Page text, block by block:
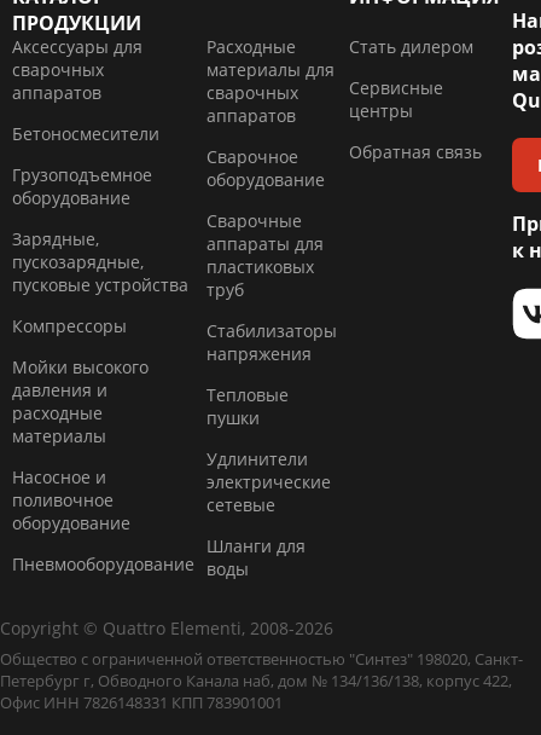
ПРОДУКЦИИ
Аксессуары для
сварочных
аппаратов
Бетоносмесители
Грузоподъемное
оборудование
Зарядные,
пускозарядные,
пусковые устройства
Компресcоры
Мойки высокого
давления и
расходные
материалы
Насосное и
поливочное
оборудование
Пневмооборудование
Расходные
материалы для
сварочных
аппаратов
Сварочное
оборудование
Сварочные
аппараты для
пластиковых
труб
Стабилизаторы
напряжения
Тепловые
пушки
Удлинители
электрические
сетевые
Шланги для
воды
Стать дилером
Сервисные
центры
Обратная связь
к
Copyright © Quattro Elementi, 2008-2026
Общество с ограниченной ответственностью "Синтез" 198020, Санкт-
Петербург г, Обводного Канала наб, дом № 134/136/138, корпус 422,
Офис ИНН 7826148331 КПП 783901001